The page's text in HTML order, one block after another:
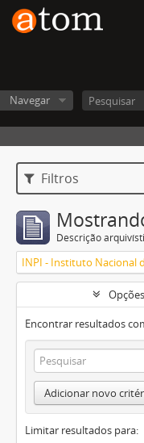
Navegar
Filtros
Descrição
Encontrar resultados
Adicionar novo
Limitar resultados para: